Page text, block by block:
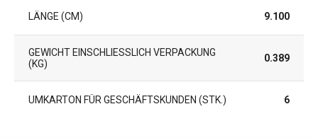
LÄNGE (CM) 9.100
GEWICHT EINSCHLIESSLICH VERPACKUNG (
KG)
0.389
UMKARTON FÜR GESCHÄFTSKUNDEN (STK.) 6